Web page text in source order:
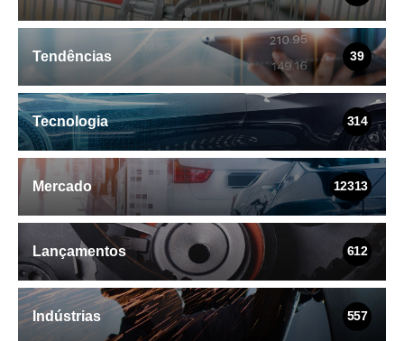
Tendências 39
Tecnologia 314
Mercado 12313
Lançamentos 612
Indústrias 557